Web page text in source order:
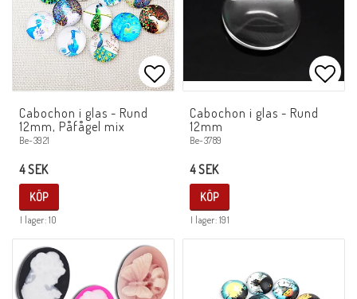
Lägg till i favoritlistan
Cabochon i glas - Rund
12mm, Påfågel mix
Be-3921
4 SEK
I lager: 10
KÖP
Cabochon i glas - Rund
12mm
Be-3789
4 SEK
I lager: 191
KÖP